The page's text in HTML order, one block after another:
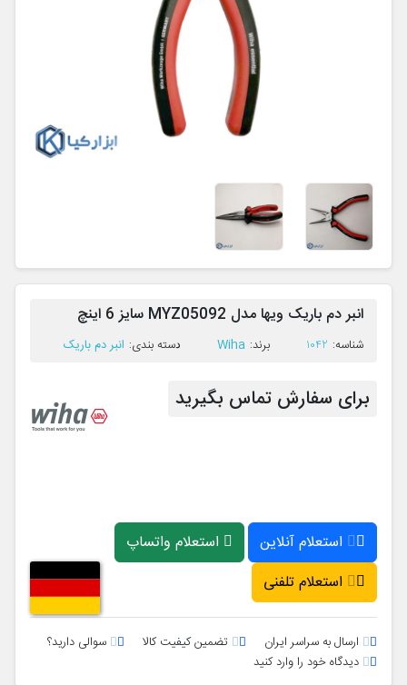
انبر دم باریک ویها مدل MYZ05092 سایز 6 اینچ
ﺷﻨﺎﺳﻪ: 1042 ﺑﺮﻧﺪ: Wiha ﺩﺳﺘﻪ ﺑﻨﺪی: انبر دم باریک
برای سفارش تماس بگیرید
استعلام آنلاین
استعلام واتساپ
استعلام تلفنی
ارسال به سراسر ایران تضمین کیفیت کالا
سوالی دارید؟
دیدگاه خود را وارد کنید